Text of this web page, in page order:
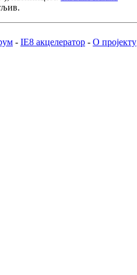
- IE8 акцелератор - О пројекту